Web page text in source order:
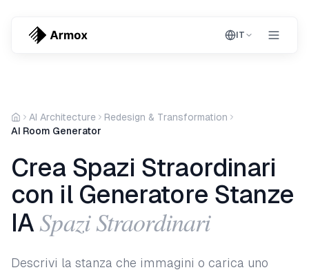
IT
AI Architecture
Redesign & Transformation
AI Room Generator
Crea Spazi Straordinari
con il Generatore Stanze
IA Spazi Straordinari
Descrivi la stanza che immagini o carica uno